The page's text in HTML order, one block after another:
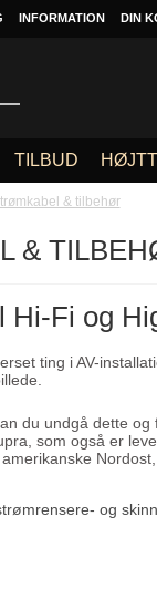
INFORMATION DIN
TILBUD
& tilbehør
&
Hi-Fi og
ting i AV-
du undgå dette
som også er
og